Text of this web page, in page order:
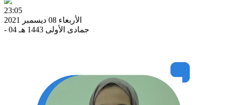
23:05
الأربعاء 08 ديسمبر 2021
- 04 جمادى الأولى 1443 هـ